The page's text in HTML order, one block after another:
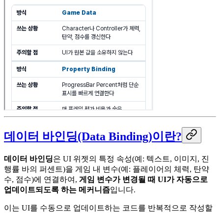
데이터 바인딩(Data Binding)이란?
데이터 바인딩은 UI 위젯의 특정 속성(예: 텍스트, 이미지, 진
행률 바의 퍼센트)을 게임 내 변수(예: 플레이어의 체력, 탄약
수, 점수)에 연결하여, 게임 변수가 변경될 때 UI가 자동으로
업데이트되도록 하는 메커니즘입니다.
이는 UI를 수동으로 업데이트하는 코드를 반복적으로 작성할